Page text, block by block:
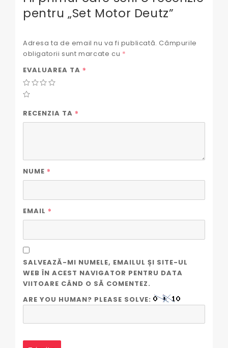
pentru „Set Motor Deutz”
Adresa ta de email nu va fi publicată. Câmpurile
obligatorii sunt marcate cu *
EVALUAREA TA *
RECENZIA TA *
NUME *
EMAIL *
SALVEAZĂ-MI NUMELE, EMAILUL ȘI SITE-UL
WEB ÎN ACEST NAVIGATOR PENTRU DATA
VIITOARE CÂND O SĂ COMENTEZ.
ARE YOU HUMAN? PLEASE SOLVE: